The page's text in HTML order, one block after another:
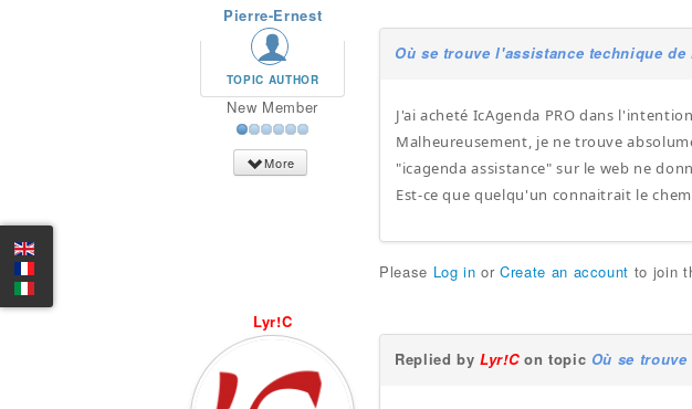
Pierre-Ernest
TOPIC AUTHOR
New Member
More
Où se trouve l'assistance technique de
J'ai acheté IcAgenda PRO dans
Malheureusement, je ne trouve
"icagenda assistance" sur le web ne
Est-ce que quelqu'un connaitrait le
Please Log in orCreate an account to join
Lyr!C
Replied byLyr!Con topic Où se